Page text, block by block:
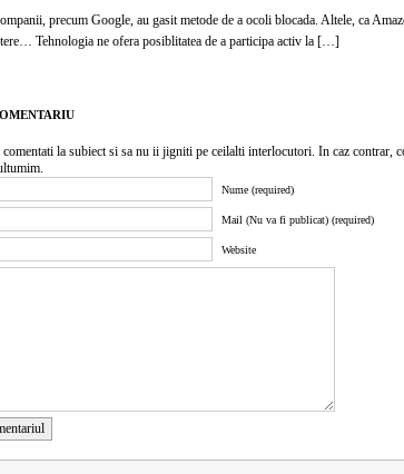
precum Google, au gasit metode de a ocoli blocada. Altele, ca
Tehnologia ne ofera posiblitatea de a participa activ la […]
comentati la subiect si sa nu ii jigniti pe ceilalti interlocutori. In caz contrar,
Nume (required)
Mail (Nu va fi publicat) (required)
Website